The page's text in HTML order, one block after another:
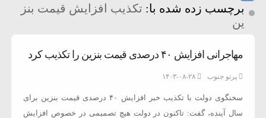
برچسب زده شده با: تکذیب افزایش قیمت بنز
ین
مهاجرانی افزایش ۴۰ درصدی قیمت بنزین را تکذیب کرد
پرتو جنوب ۱۴۰۳-۰۸-۲۸
سخنگوی دولت با تکذیب خبر افزایش ۴۰ درصدی قیمت بنزین برای
سال آینده، گفت: تاکنون در دولت هیچ تصمیمی در خصوص افزایش